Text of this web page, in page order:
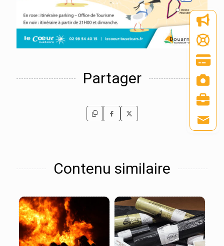
Partager
Contenu similaire